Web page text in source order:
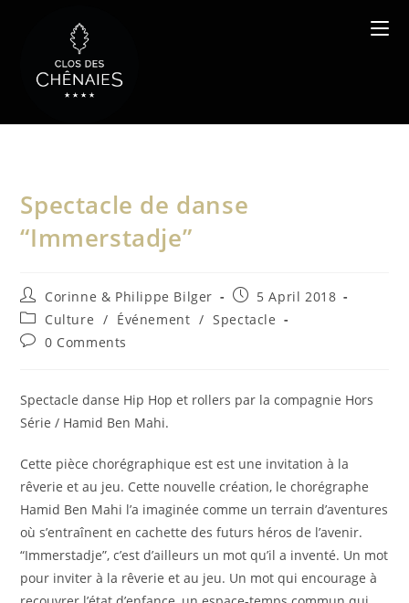
Spectacle de danse
“Immerstadje”
Post
author:
Corinne & Philippe Bilger
Post
published:
5 April 2018
Post
category:
Culture / Événement / Spectacle
Post0 Comments
Spectacle danse Hip Hop et rollers par la compagnie Hors
Série / Hamid Ben Mahi.
Cette pièce chorégraphique est est une invitation à la
rêverie et au jeu. Cette nouvelle création, le chorégraphe
Hamid Ben Mahi l’a imaginée comme un terrain d’aventures
où s’entraînent en cachette des futurs héros de l’avenir.
“Immerstadje”, c’est d’ailleurs un mot qu’il a inventé. Un mot
pour inviter à la rêverie et au jeu. Un mot qui encourage à